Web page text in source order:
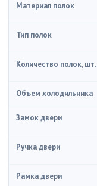
Материал полок
Тип полок
Количество полок, шт.
Объем холодильника
Замок двери
Ручка двери
Рамка двери